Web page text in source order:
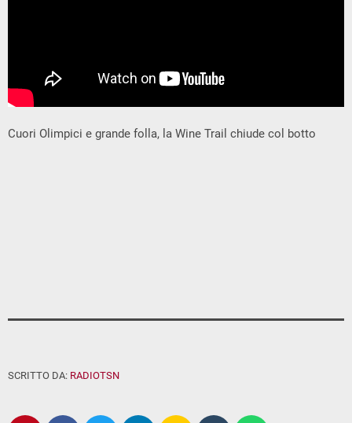
Cuori Olimpici e grande folla, la Wine Trail chiude col botto
SCRITTO DA: RADIOTSN